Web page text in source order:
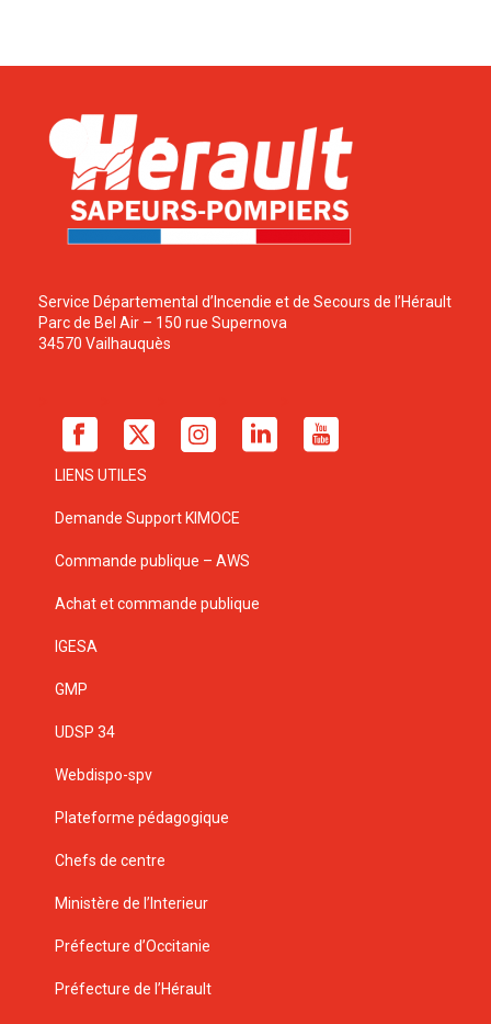
Service Départemental d’Incendie et de Secours de l’Hérault
Parc de Bel Air – 150 rue Supernova
34570 Vailhauquès
LIENS UTILES
Demande Support KIMOCE
Commande publique – AWS
Achat et commande publique
IGESA
GMP
UDSP 34
Webdispo-spv
Plateforme pédagogique
Chefs de centre
Ministère de l’Interieur
Préfecture d’Occitanie
Préfecture de l’Hérault